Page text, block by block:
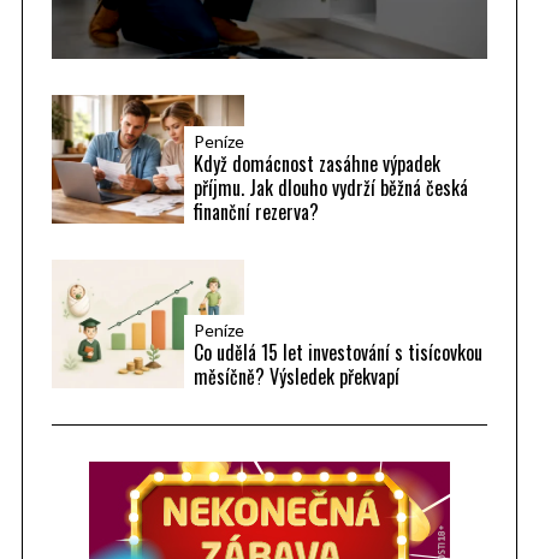
Peníze
Když domácnost zasáhne výpadek
příjmu. Jak dlouho vydrží běžná česká
finanční rezerva?
Peníze
Co udělá 15 let investování s tisícovkou
měsíčně? Výsledek překvapí